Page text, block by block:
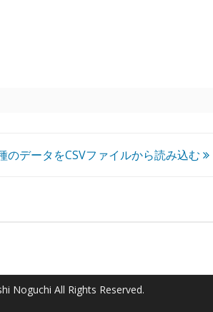
のデータをCSVファイルから読み込む
Noguchi All Rights Reserved.